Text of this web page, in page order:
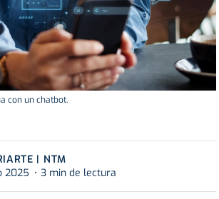
con un chatbot.
| NTM
2025
3 min de lectura